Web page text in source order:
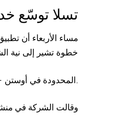
تسلا توسّع
خطوة تشير إلى نية
المحدودة في أوستن – تكساس.
وقالت الشركة في